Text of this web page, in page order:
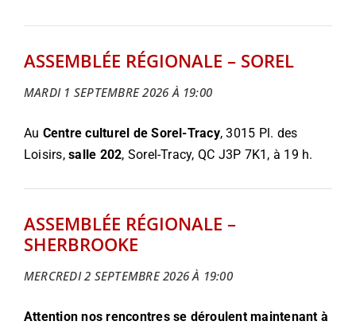
ASSEMBLÉE RÉGIONALE – SOREL
MARDI 1 SEPTEMBRE 2026 À 19:00
Au Centre culturel de Sorel-Tracy, 3015 Pl. des
Loisirs,salle 202, Sorel-Tracy, QC J3P 7K1, à 19 h.
ASSEMBLÉE RÉGIONALE –
SHERBROOKE
MERCREDI 2 SEPTEMBRE 2026 À 19:00
Attention nos rencontres se déroulent maintenant à